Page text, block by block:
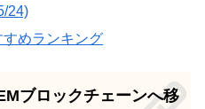
24)
めランキング
ブロックチェーンへ移